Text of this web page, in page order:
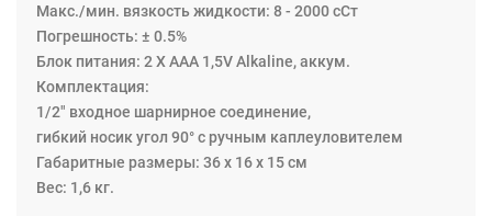
Макс./мин. вязкость жидкости: 8 - 2000 сСт
Погрешность: ± 0.5%
Блок питания: 2 Х ААА 1,5V Alkaline, аккум.
Комплектация:
1/2" входное шарнирное соединение,
гибкий носик угол 90° с ручным каплеуловителем
Габаритные размеры: 36 x 16 x 15 см
Вес: 1,6 кг.